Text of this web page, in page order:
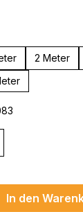
2 Meter
In den